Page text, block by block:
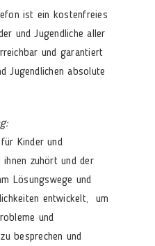
ist ein kostenfreies
und Jugendliche aller
und garantiert
Jugendlichen absolute
Kinder und
ihnen zuhört und der
Lösungswege und
entwickelt, um
und
besprechen und